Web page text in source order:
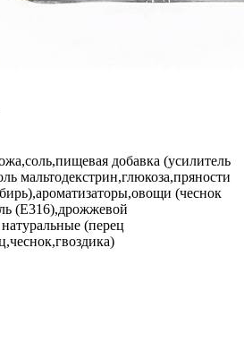
добавка (усилитель
мальтодекстрин,глюкоза,пряности
(чеснок
(Е316),дрожжевой
(перец